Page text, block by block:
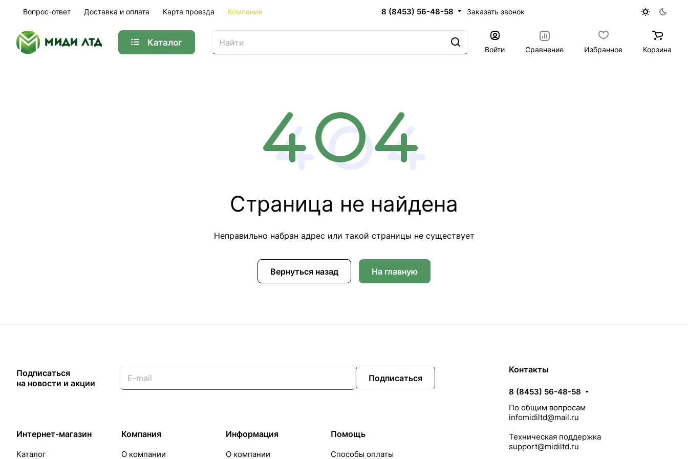
Вопрос-ответ Доставка и оплата Карта проезда Компания 8 (8453) 56-48-58 Заказать звонок
Каталог
Войти Сравнение Избранное Корзина
Страница не найдена
Неправильно набран адрес или такой страницы не существует
Вернуться назад На главную
Подписаться
на новости и акции
Подписаться
Интернет-магазин
Каталог
Компания
О компании
Информация
О компании
Помощь
Способы оплаты
Контакты
8 (8453) 56-48-58
По общим вопросам
infomidiltd@mail.ru
Техническая поддержка
support@midiltd.ru